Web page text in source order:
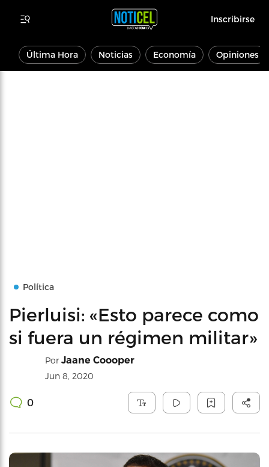
Inscribirse
Última Hora Noticias Economía Opiniones
Política
Pierluisi: «Esto parece como
si fuera un régimen militar»
Por Jaane Coooper
Jun 8, 2020
0